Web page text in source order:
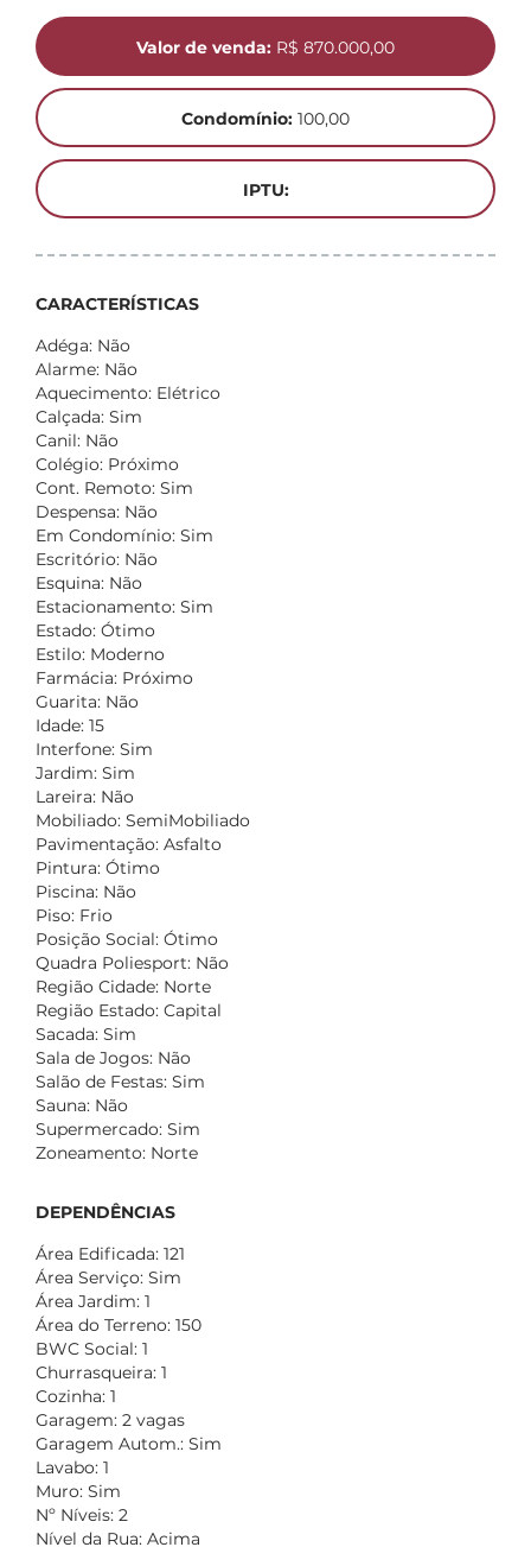
Valor de venda: R$ 870.000,00
Condomínio: 100,00
IPTU:
CARACTERÍSTICAS
Adéga: Não
Alarme: Não
Aquecimento: Elétrico
Calçada: Sim
Canil: Não
Colégio: Próximo
Cont. Remoto: Sim
Despensa: Não
Em Condomínio: Sim
Escritório: Não
Esquina: Não
Estacionamento: Sim
Estado: Ótimo
Estilo: Moderno
Farmácia: Próximo
Guarita: Não
Idade: 15
Interfone: Sim
Jardim: Sim
Lareira: Não
Mobiliado: SemiMobiliado
Pavimentação: Asfalto
Pintura: Ótimo
Piscina: Não
Piso: Frio
Posição Social: Ótimo
Quadra Poliesport: Não
Região Cidade: Norte
Região Estado: Capital
Sacada: Sim
Sala de Jogos: Não
Salão de Festas: Sim
Sauna: Não
Supermercado: Sim
Zoneamento: Norte
DEPENDÊNCIAS
Área Edificada: 121
Área Serviço: Sim
Área Jardim: 1
Área do Terreno: 150
BWC Social: 1
Churrasqueira: 1
Cozinha: 1
Garagem: 2 vagas
Garagem Autom.: Sim
Lavabo: 1
Muro: Sim
Nº Níveis: 2
Nível da Rua: Acima